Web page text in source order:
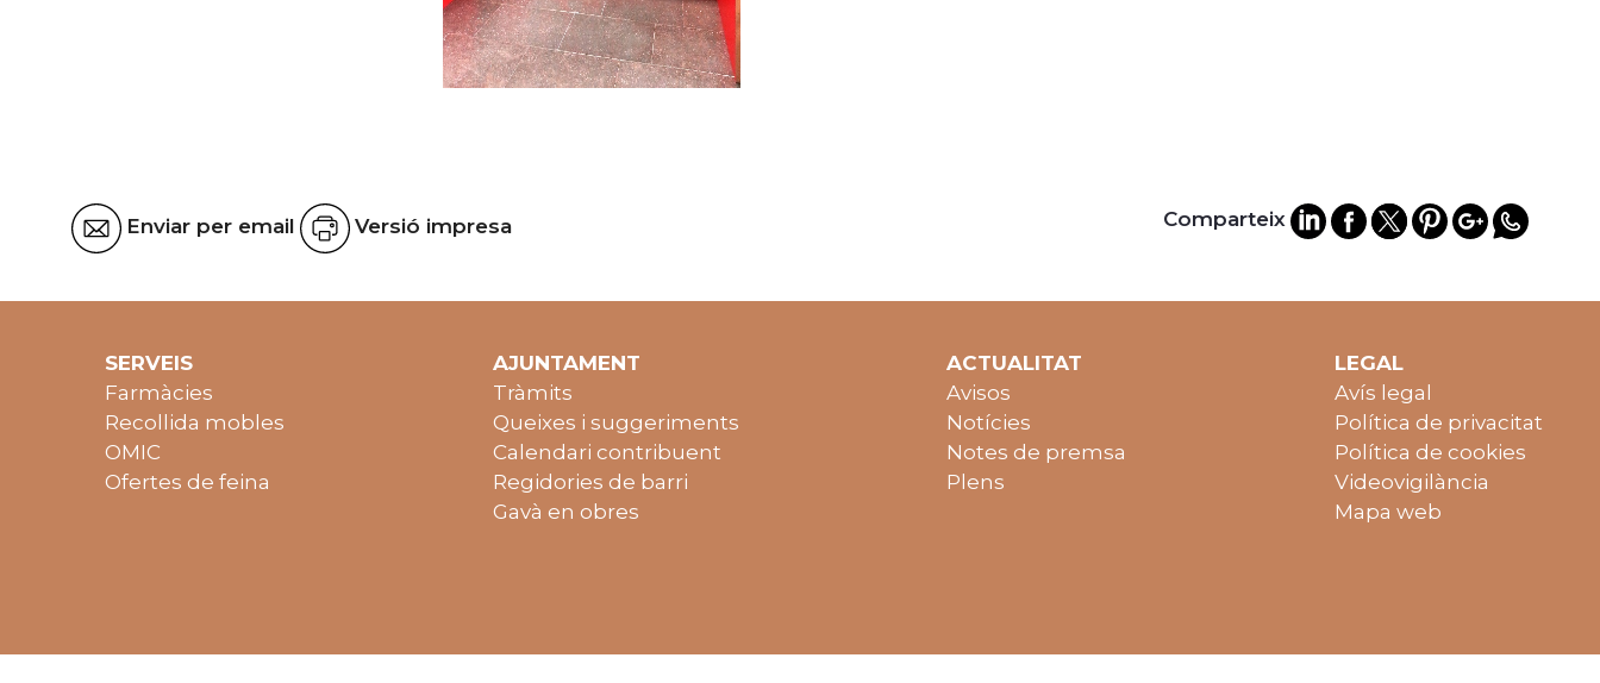
Enviar per email Versió impresa Comparteix
SERVEIS
Farmàcies
Recollida mobles
OMIC
Ofertes de feina
AJUNTAMENT
Tràmits
Queixes i suggeriments
Calendari contribuent
Regidories de barri
Gavà en obres
ACTUALITAT
Avisos
Notícies
Notes de premsa
Plens
LEGAL
Avís legal
Política de privacitat
Política de cookies
Videovigilància
Mapa web